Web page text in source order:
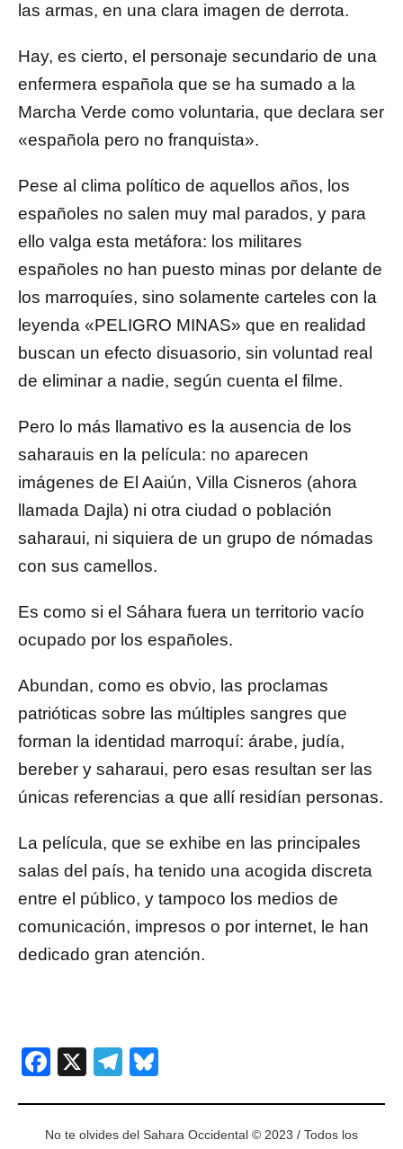
las armas, en una clara imagen de derrota.
Hay, es cierto, el personaje secundario de una
enfermera española que se ha sumado a la
Marcha Verde como voluntaria, que declara ser
«española pero no franquista».
Pese al clima político de aquellos años, los
españoles no salen muy mal parados, y para
ello valga esta metáfora: los militares
españoles no han puesto minas por delante de
los marroquíes, sino solamente carteles con la
leyenda «PELIGRO MINAS» que en realidad
buscan un efecto disuasorio, sin voluntad real
de eliminar a nadie, según cuenta el filme.
Pero lo más llamativo es la ausencia de los
saharauis en la película: no aparecen
imágenes de El Aaiún, Villa Cisneros (ahora
llamada Dajla) ni otra ciudad o población
saharaui, ni siquiera de un grupo de nómadas
con sus camellos.
Es como si el Sáhara fuera un territorio vacío
ocupado por los españoles.
Abundan, como es obvio, las proclamas
patrióticas sobre las múltiples sangres que
forman la identidad marroquí: árabe, judía,
bereber y saharaui, pero esas resultan ser las
únicas referencias a que allí residían personas.
La película, que se exhibe en las principales
salas del país, ha tenido una acogida discreta
entre el público, y tampoco los medios de
comunicación, impresos o por internet, le han
dedicado gran atención.
Facebook
X Telegram
No te olvides del Sahara Occidental © 2023 / Todos los